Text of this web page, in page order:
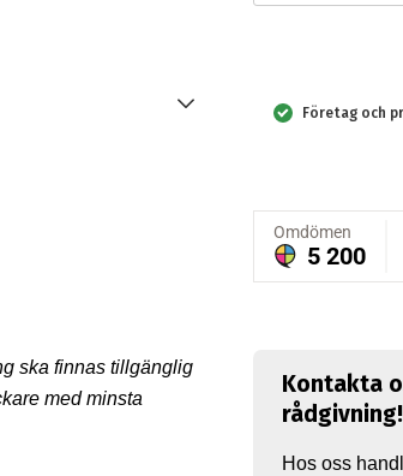
arbeten
Housegard
Företag och
Kontakta
rådgivning!
Hos oss
ska finnas tillgänglig
med minsta